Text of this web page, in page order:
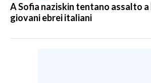
A Sofia naziskin tentano assalto
giovani ebrei italiani